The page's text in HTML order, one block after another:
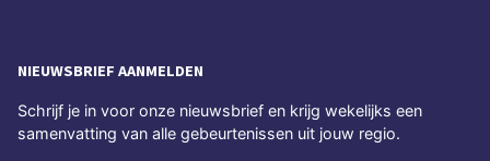
NIEUWSBRIEF AANMELDEN
Schrijf je in voor onze nieuwsbrief en krijg wekelijks een
samenvatting van alle gebeurtenissen uit jouw regio.